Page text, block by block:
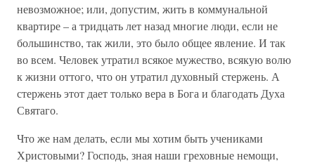
невозможное; или, допустим, жить в коммунальной
квартире – а тридцать лет назад многие люди, если не
большинство, так жили, это было общее явление. И так
во всем. Человек утратил всякое мужество, всякую волю
к жизни оттого, что он утратил духовный стержень. А
стержень этот дает только вера в Бога и благодать Духа
Святаго.
Что же нам делать, если мы хотим быть учениками
Христовыми? Господь, зная наши греховные немощи,